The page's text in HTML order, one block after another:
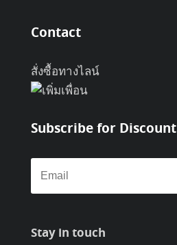
Contact
สั่งซื้อทางไลน์
Subscribe for Discount
Stay in touch